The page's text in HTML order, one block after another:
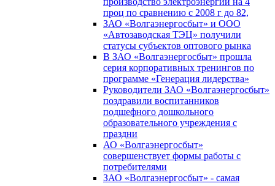
проц по сравнению с 2008 г до 82,
ЗАО «Волгаэнергосбыт» и ООО
«Автозаводская ТЭЦ» получили
статусы субъектов оптового рынка
В ЗАО «Волгаэнергосбыт» прошла
серия корпоративных тренингов по
программе «Генерация лидерства»
Руководители ЗАО «Волгаэнергосбыт»
поздравили воспитанников
подшефного дошкольного
образовательного учреждения с
праздни
АО «Волгаэнергосбыт»
совершенствует формы работы с
потребителями
ЗАО «Волгаэнергосбыт» - самая